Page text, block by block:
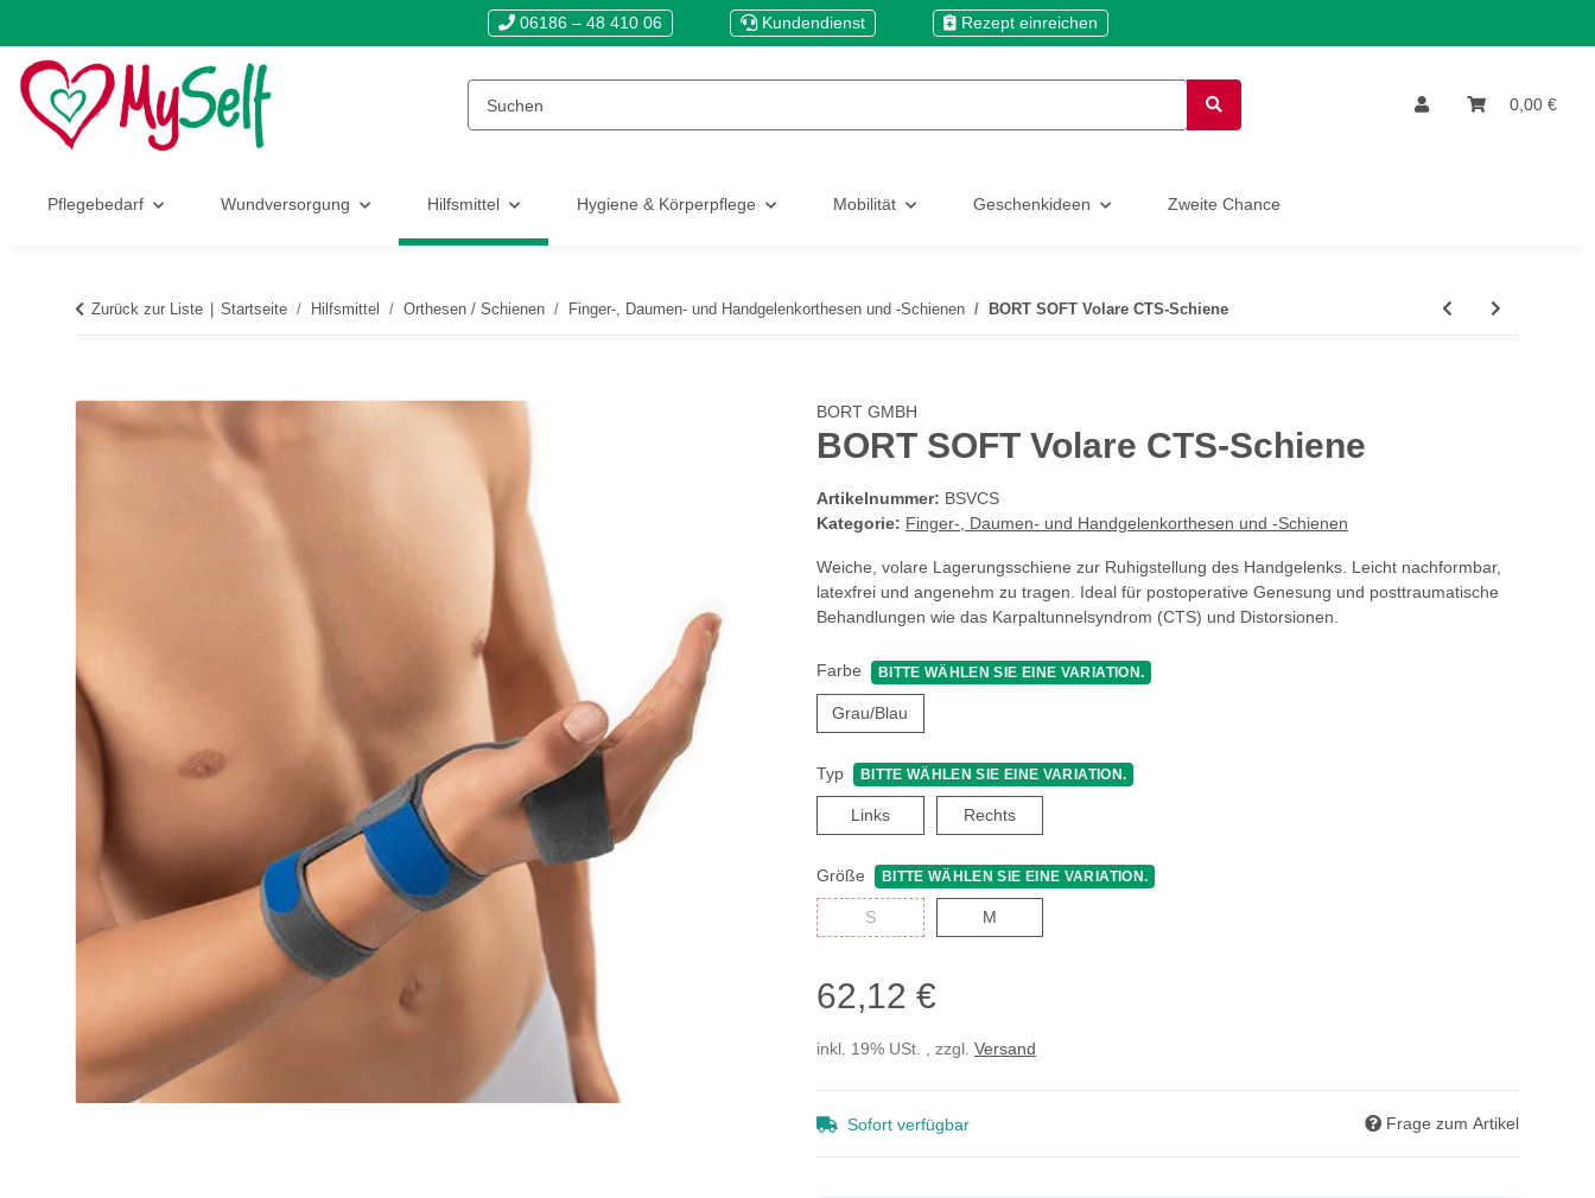
06186 – 48 410 06 Kundendienst Rezept einreichen
0,00 €
Pflegebedarf Wundversorgung Hilfsmittel Hygiene & Körperpflege Mobilität Geschenkideen Zweite Chance
Zurück zur Liste Startseite Hilfsmittel Orthesen / Schienen Finger-, Daumen- und Handgelenkorthesen und -Schienen BORT SOFT Volare CTS-Schiene
BORT GMBH
BORT SOFT Volare CTS-Schiene
Artikelnummer: BSVCS
Kategorie: Finger-, Daumen- und Handgelenkorthesen und -Schienen
Weiche, volare Lagerungsschiene zur Ruhigstellung des Handgelenks. Leicht nachformbar,
latexfrei und angenehm zu tragen. Ideal für postoperative Genesung und posttraumatische
Behandlungen wie das Karpaltunnelsyndrom (CTS) und Distorsionen.
Farbe BITTE WÄHLEN SIE EINE VARIATION.
Grau/Blau
Typ BITTE WÄHLEN SIE EINE VARIATION.
LinksLinks RechtsRechts
Größe BITTE WÄHLEN SIE EINE VARIATION.
SS MM
62,12 €
inkl. 19% USt. , zzgl. Versand
Sofort verfügbar Frage zum Artikel